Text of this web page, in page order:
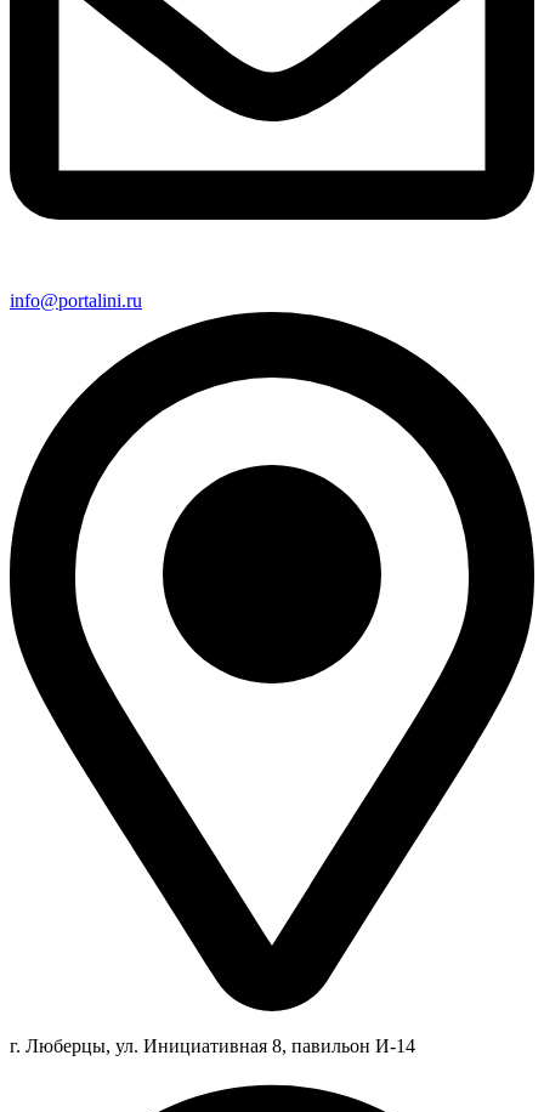
info@portalini.ru
г. Люберцы, ул. Инициативная 8, павильон И-14